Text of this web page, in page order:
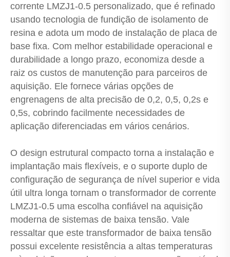
corrente LMZJ1-0.5 personalizado, que é refinado
usando tecnologia de fundição de isolamento de
resina e adota um modo de instalação de placa de
base fixa. Com melhor estabilidade operacional e
durabilidade a longo prazo, economiza desde a
raiz os custos de manutenção para parceiros de
aquisição. Ele fornece várias opções de
engrenagens de alta precisão de 0,2, 0,5, 0,2s e
0,5s, cobrindo facilmente necessidades de
aplicação diferenciadas em vários cenários.
O design estrutural compacto torna a instalação e
implantação mais flexíveis, e o suporte duplo de
configuração de segurança de nível superior e vida
útil ultra longa tornam o transformador de corrente
LMZJ1-0.5 uma escolha confiável na aquisição
moderna de sistemas de baixa tensão. Vale
ressaltar que este transformador de baixa tensão
possui excelente resistência a altas temperaturas